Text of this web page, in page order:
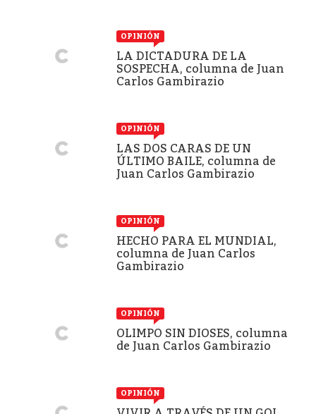
OPINIÓN
LA DICTADURA DE LA
SOSPECHA, columna de Juan
Carlos Gambirazio
OPINIÓN
LAS DOS CARAS DE UN
ÚLTIMO BAILE, columna de
Juan Carlos Gambirazio
OPINIÓN
HECHO PARA EL MUNDIAL,
columna de Juan Carlos
Gambirazio
OPINIÓN
OLIMPO SIN DIOSES, columna
de Juan Carlos Gambirazio
OPINIÓN